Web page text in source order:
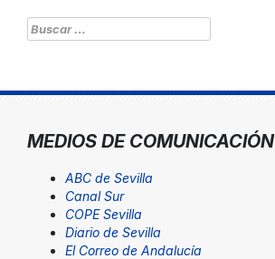
Buscar:
MEDIOS DE COMUNICACIÓN
ABC de Sevilla
Canal Sur
COPE Sevilla
Diario de Sevilla
El Correo de Andalucía